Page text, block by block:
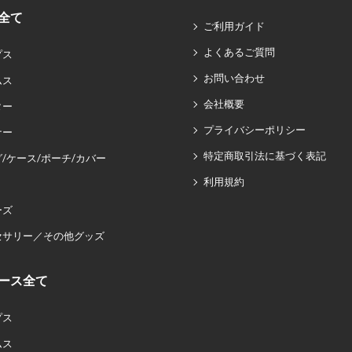
て
/ケース/ポーチ/カバー
ズ
リー／その他グッズ
ス全て
ご利用ガイド
よくあるご質問
お問い合わせ
会社概要
プライバシーポリシー
特定商取引法に基づく表記
利用規約